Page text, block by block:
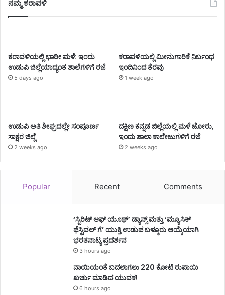
ನಮ್ಮ ಕರಾವಳಿ
ಕರಾವಳಿಯಲ್ಲಿ ಭಾರೀ ಮಳೆ: ಇಂದು
ಉಡುಪಿ ಜಿಲ್ಲೆಯಾದ್ಯಂತ ಶಾಲೆಗಳಿಗೆ ರಜೆ
5 days ago
ಕರಾವಳಿಯಲ್ಲಿ ಮೀನುಗಾರಿಕೆ ನಿರ್ಬಂಧ
ಇಂದಿನಿಂದ ತೆರವು
1 week ago
ಉಡುಪಿ ಅತಿ ಶೀಘ್ರದಲ್ಲೇ ಸಂಪೂರ್ಣ
ಸಾಕ್ಷರ ಜಿಲ್ಲೆ
2 weeks ago
ದಕ್ಷಿಣ ಕನ್ನಡ ಜಿಲ್ಲೆಯಲ್ಲಿ ಮಳೆ ಜೋರು,
ಇಂದು ಶಾಲಾ ಕಾಲೇಜುಗಳಿಗೆ ರಜೆ
2 weeks ago
Popular Recent Comments
‘ಸ್ಪಿರಿಟ್ ಆಫ್ ಯೂಥ್’ ಡ್ಯಾನ್ಸ್ ಮತ್ತು ‘ಮ್ಯೂಸಿಕ್
ಫೆಸ್ಟಿವಲ್ ಗೆ’ ಯುಕ್ತಿ ಉಡುಪ ಬಳ್ಕೂರು ಆಯ್ಕೆಯಾಗಿ
ಭರತನಾಟ್ಯ ಪ್ರದರ್ಶನ
3 hours ago
ನಾಯಿಯಂತೆ ಬದಲಾಗಲು 220 ಕೋಟಿ ರುಪಾಯಿ
ಖರ್ಚು ಮಾಡಿದ ಯುವಕ!
6 hours ago